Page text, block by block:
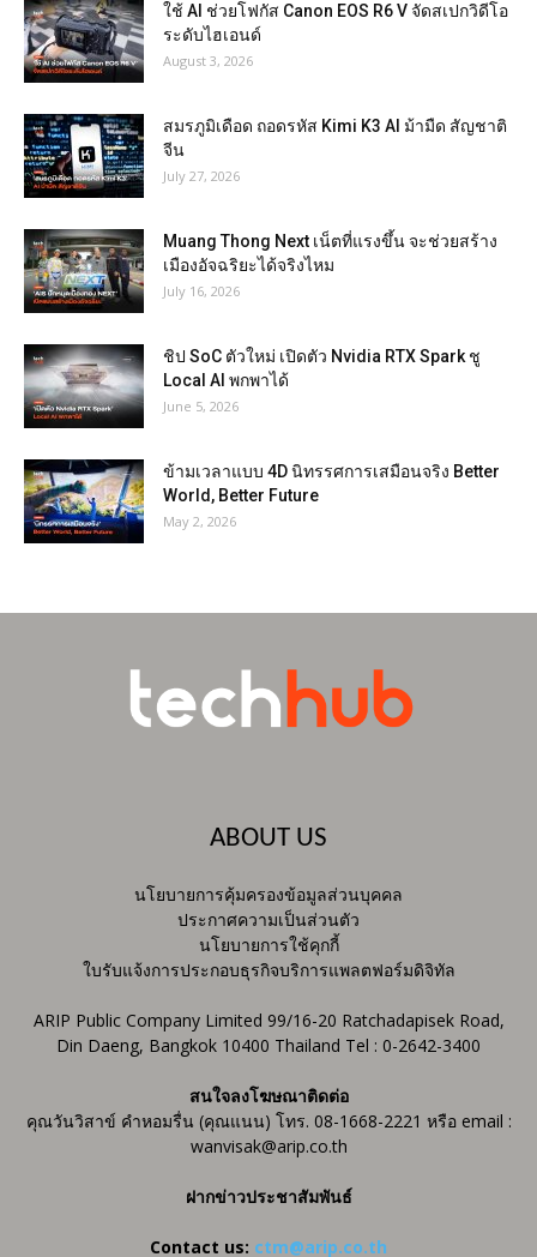
ใช้ AI ช่วยโฟกัส Canon EOS R6 V จัดสเปกวิดีโอ
ระดับไฮเอนด์
August 3, 2026
สมรภูมิเดือด ถอดรหัส Kimi K3 AI ม้ามืด สัญชาติ
จีน
July 27, 2026
Muang Thong Next เน็ตที่แรงขึ้น จะช่วยสร้าง
เมืองอัจฉริยะได้จริงไหม
July 16, 2026
ชิป SoC ตัวใหม่ เปิดตัว Nvidia RTX Spark ชู
Local AI พกพาได้
June 5, 2026
ข้ามเวลาแบบ 4D นิทรรศการเสมือนจริง Better
World, Better Future
May 2, 2026
ABOUT US
นโยบายการคุ้มครองข้อมูลส่วนบุคคล
ประกาศความเป็นส่วนตัว
นโยบายการใช้คุกกี้
ใบรับแจ้งการประกอบธุรกิจบริการแพลตฟอร์มดิจิทัล
ARIP Public Company Limited 99/16-20 Ratchadapisek Road,
Din Daeng, Bangkok 10400 Thailand Tel : 0-2642-3400
สนใจลงโฆษณาติดต่อ
คุณวันวิสาข์ คำหอมรื่น (คุณแนน) โทร. 08-1668-2221 หรือ email :
wanvisak@arip.co.th
ฝากข่าวประชาสัมพันธ์
Contact us: ctm@arip.co.th